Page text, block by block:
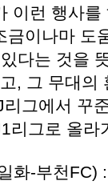
이런 행사
금이나마 도
다는 것을
, 그 무대의
그에서 꾸
리그로 올라
화-부천FC)